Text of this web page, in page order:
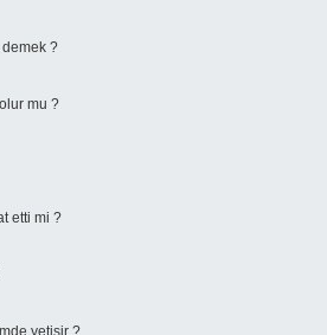
?
mu ?
etti mi ?
yetişir ?